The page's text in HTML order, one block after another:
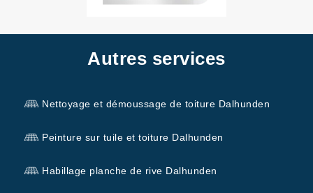
Autres services
Nettoyage et démoussage de toiture Dalhunden
Peinture sur tuile et toiture Dalhunden
Habillage planche de rive Dalhunden